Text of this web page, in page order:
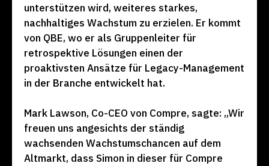
unterstützen wird, weiteres starkes,
nachhaltiges Wachstum zu erzielen. Er kommt
von QBE, wo er als Gruppenleiter für
retrospektive Lösungen einen der
proaktivsten Ansätze für Legacy-Management
in der Branche entwickelt hat.
Mark Lawson, Co-CEO von Compre, sagte: „Wir
freuen uns angesichts der ständig
wachsenden Wachstumschancen auf dem
Altmarkt, dass Simon in dieser für Compre